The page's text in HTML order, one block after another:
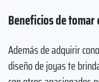
Beneficios de
Además de adquirir
diseño de joyas te